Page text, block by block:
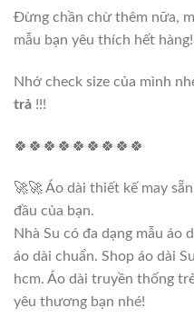
Đừng chần chừ thêm nữa,
mẫu bạn yêu thích hết hàng!
Nhớ check size của mình
trả !!!
🍀🍀🍀🍀🍀🍀🍀🍀🍀
🚀🚀 Áo dài thiết kế may
đầu của bạn.
Nhà Su có đa dạng mẫu áo
áo dài chuẩn. Shop áo dài
hcm. Áo dài truyền thống
yêu thương bạn nhé!